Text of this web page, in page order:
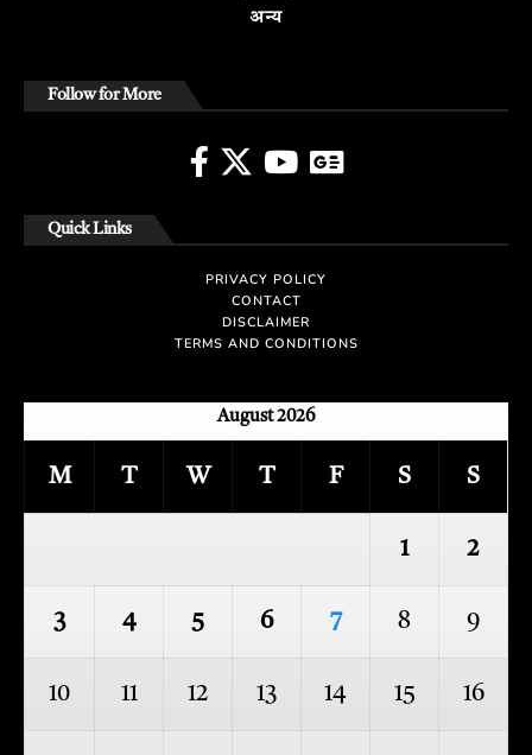
अन्य
Follow for More
Quick Links
PRIVACY POLICY
CONTACT
DISCLAIMER
TERMS AND CONDITIONS
August 2026
M T W T F S S
1 2
3 4 5 6 7 8 9
10 11 12 13 14 15 16